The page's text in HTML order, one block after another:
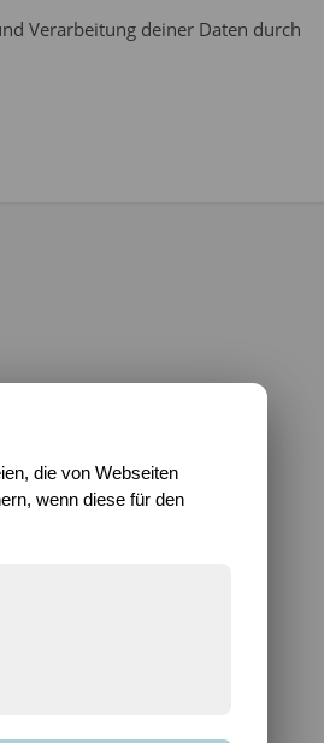
Verarbeitung deiner Daten durch
die von Webseiten
wenn diese für den